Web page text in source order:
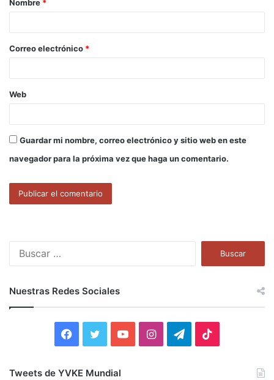
r
*
Nombre *
Correo electrónico *
Web
Guardar mi nombre, correo electrónico y sitio web en este
navegador para la próxima vez que haga un comentario.
:
Nuestras Redes Sociales
I
Tweets de YVKE Mundial